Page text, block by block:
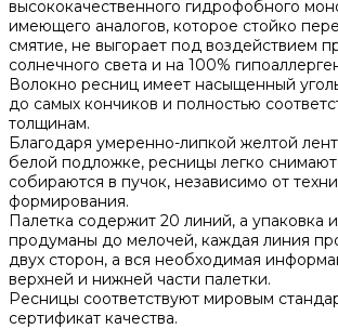
высококачественного гидрофобного
имеющего аналогов, которое стойко
смятие, не выгорает под воздействием
солнечного света и на 100%
Волокно ресниц имеет насыщенный
до самых кончиков и полностью
толщинам.
Благодаря умеренно-липкой желтой
белой подложке, ресницы легко
собираются в пучок, независимо от
формирования.
Палетка содержит 20 линий, а упаковка
продуманы до мелочей, каждая линия
двух сторон, а вся необходимая
верхней и нижней части палетки.
Ресницы соответствуют мировым
сертификат качества.